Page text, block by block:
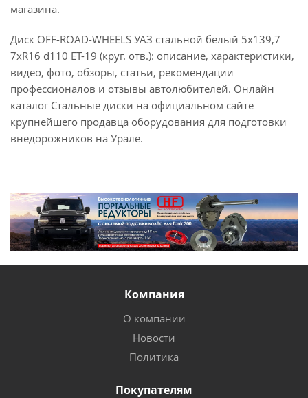
магазина.
Диск OFF-ROAD-WHEELS УАЗ стальной белый 5x139,7
7xR16 d110 ET-19 (круг. отв.): описание, характеристики,
видео, фото, обзоры, статьи, рекомендации
профессионалов и отзывы автолюбителей. Онлайн
каталог Стальные диски на официальном сайте
крупнейшего продавца оборудования для подготовки
внедорожников на Урале.
Компания
О компании
Новости
Политика
Покупателям